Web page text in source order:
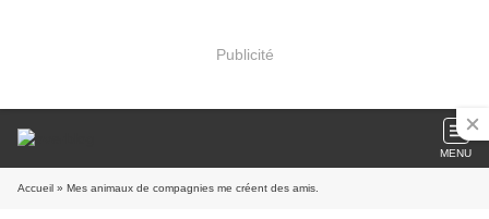
Publicité
MENU
Accueil » Mes animaux de compagnies me créent des amis.